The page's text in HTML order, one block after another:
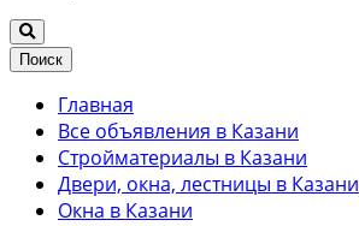
Поиск
Главная
Все объявления в Казани
Стройматериалы в Казани
Двери, окна, лестницы в Казани
Окна в Казани